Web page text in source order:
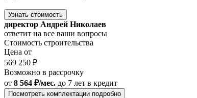
Узнать стоимость
директор Андрей Николаев
ответит на все ваши вопросы
Стоимость строительства
Цена от
569 250 ₽
Возможно в рассрочку
от 8 564 ₽/мес. до 7 лет в кредит
Посмотреть комплектации подробно